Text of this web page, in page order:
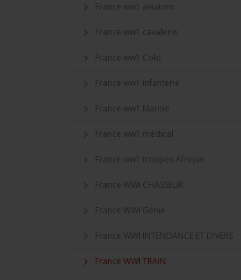
France ww1 aviation
France ww1 cavalerie
France ww1 Colo
France ww1 infanterie
France ww1 Marine
France ww1 médical
France ww1 troupes Afrique
France WWI CHASSEUR
France WWI Génie
France WWI INTENDANCE ET DIVERS
France WWI TRAIN